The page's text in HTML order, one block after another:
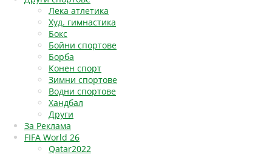
Лека атлетика
Худ. гимнастика
Бокс
Бойни спортове
Борба
Конен спорт
Зимни спортове
Водни спортове
Хандбал
Други
За Реклама
FIFA World 26
Qatar2022